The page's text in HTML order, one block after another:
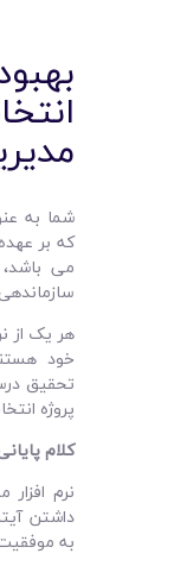
شما به
که بر
می
هر یک از
خود
تحقیق
پروژه
کلام
نرم
داشتن
به